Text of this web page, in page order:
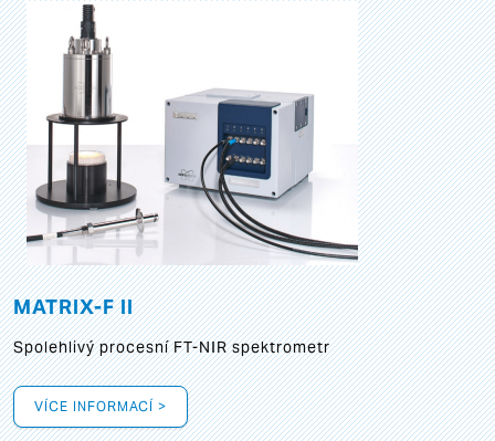
MATRIX-F II
Spolehlivý procesní FT-NIR spektrometr
VÍCE INFORMACÍ >